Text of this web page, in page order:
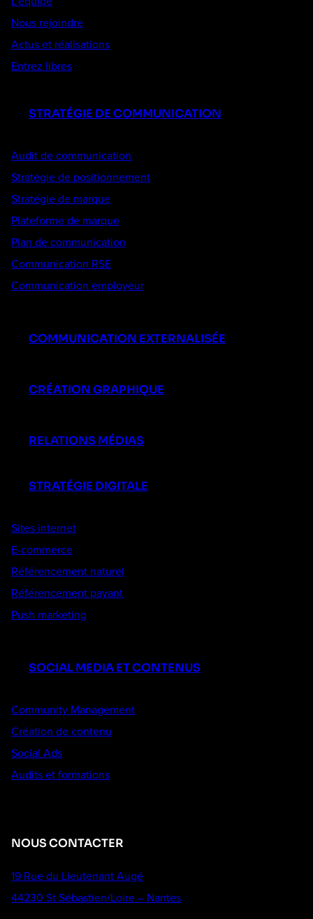
Nous rejoindre
Actus et réalisations
Entrez libres
STRATÉGIE DE COMMUNICATION
Audit de communication
Stratégie de positionnement
Stratégie de marque
Plateforme de marque
Plan de communication
Communication RSE
Communication employeur
COMMUNICATION EXTERNALISÉE
CRÉATION GRAPHIQUE
RELATIONS MÉDIAS
STRATÉGIE DIGITALE
Sites internet
E-commerce
Référencement naturel
Référencement payant
Push marketing
SOCIAL MEDIA ET CONTENUS
Community Management
Création de contenu
Social Ads
Audits et formations
NOUS CONTACTER
19 Rue du Lieutenant Augé
44230 St Sébastien/Loire – Nantes